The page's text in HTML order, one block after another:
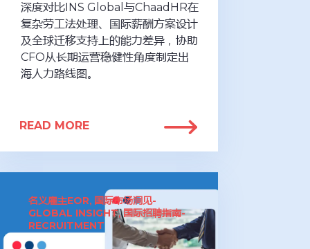
深度对比INS Global与ChaadHR在
复杂劳工法处理、国际薪酬方案设计
及全球迁移支持上的能力差异，协助
CFO从长期运营稳健性角度制定出
海人力路线图。
READ MORE
名义雇主EOR, 国际市场洞见-
GLOBAL INSIGHT,国际招聘指南-
RECRUITMENT